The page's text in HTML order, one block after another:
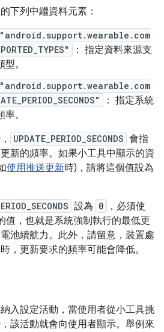
下列中繼資料元素：
： 指定資料來源支
。
： 指定系統
。
UPDATE_PERIOD_SECONDS 會指
新的頻率。如果小工具中顯示的資
使用推送更新時)，請將這個值設為
設為 0
，必須使
值，也就是系統強制執行的最低更
池續航力。此外，請留意，裝置處
，更新要求的頻率可能會降低。
入設定活動，當使用者從小工具挑
該活動就會向使用者顯示。舉例來